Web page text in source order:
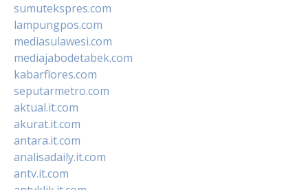
sumutekspres.com
lampungpos.com
mediasulawesi.com
mediajabodetabek.com
kabarflores.com
seputarmetro.com
aktual.it.com
akurat.it.com
antara.it.com
analisadaily.it.com
antv.it.com